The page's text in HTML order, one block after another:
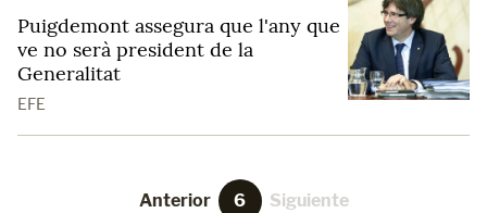
Puigdemont assegura que l'any que
ve no serà president de la
Generalitat
EFE
Anterior 6 Siguiente